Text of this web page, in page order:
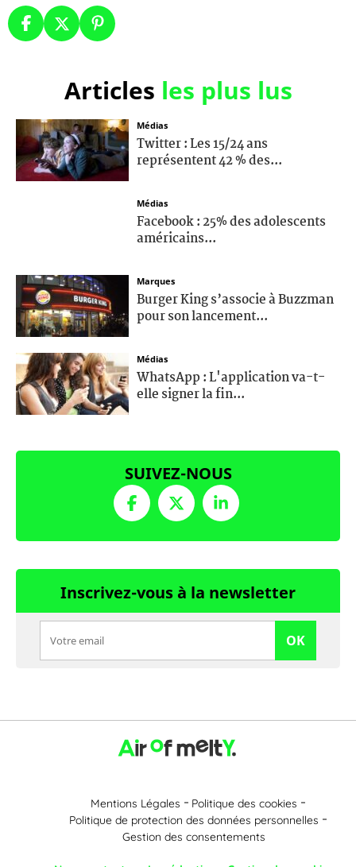
Articles les plus lus
Médias
Twitter : Les 15/24 ans
représentent 42 % des...
Médias
Facebook : 25% des adolescents
américains...
Marques
Burger King s’associe à Buzzman
pour son lancement...
Médias
WhatsApp : L'application va-t-
elle signer la fin...
SUIVEZ-NOUS
Inscrivez-vous à la newsletter
OK
Mentions Légales
Politique des cookies
Politique de protection des données personnelles
Gestion des consentements